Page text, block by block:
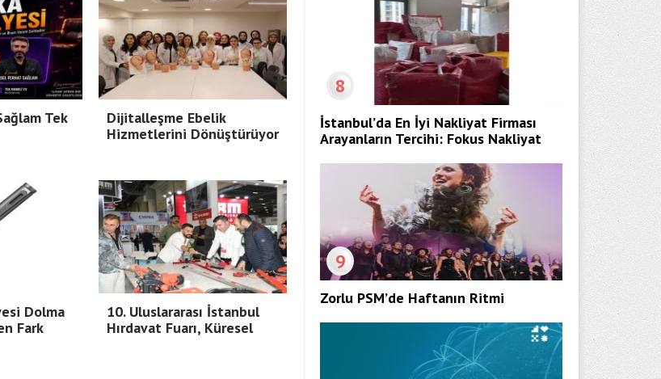
Tek
Dijitalleşme Ebelik
Hizmetlerini Dönüştürüyor
Dolma
Fark
10. Uluslararası İstanbul
Hırdavat Fuarı, Küresel
8
İstanbul’da En İyi Nakliyat Firması
Arayanların Tercihi: Fokus Nakliyat
9
Zorlu PSM’de Haftanın Ritmi